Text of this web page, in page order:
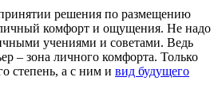
решения по размещению
личный комфорт и ощущения. Не надо
учениями и советами. Ведь
– зона личного комфорта. Только
степень, а с ним и вид будущего